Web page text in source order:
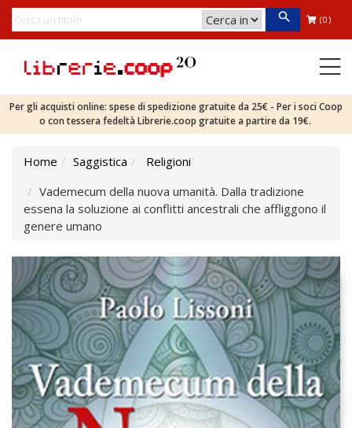
(0)
Per gli acquisti online: spese di spedizione gratuite da 25€ - Per i soci Coop
o con tessera fedeltà Librerie.coop gratuite a partire da 19€.
Home Saggistica
Religioni
Vademecum della nuova umanità. Dalla tradizione
essena la soluzione ai conflitti ancestrali che affliggono il
genere umano